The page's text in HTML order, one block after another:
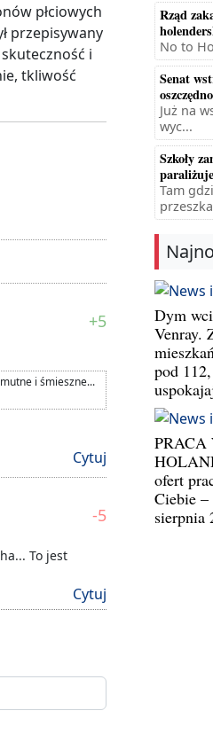
płciowych
przepisywany
i
tkliwość
+5
i śmieszne...
Cytuj
-5
To jest
Cytuj
Rząd
No to
Senat
Już na
wyc...
Szkoły
Tam
Dym
Venray.
pod
PRACA
ofert
Ciebie –
sierpnia